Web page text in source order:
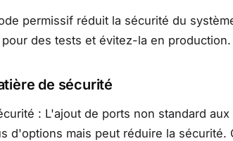
permissif réduit la sécurité du
des tests et évitez-la en production.
de sécurité
: L'ajout de ports non standard aux
d'options mais peut réduire la sécurité.